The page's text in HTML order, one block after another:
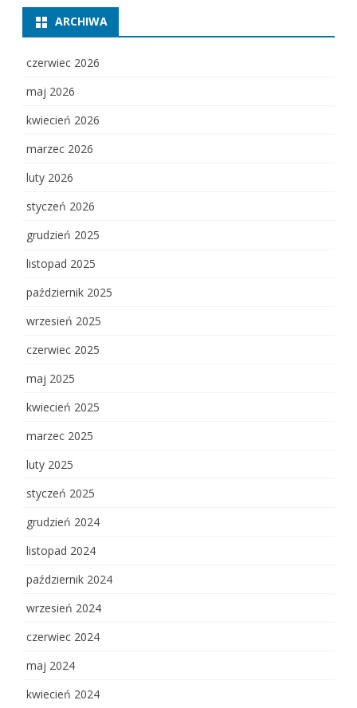
ARCHIWA
czerwiec 2026
maj 2026
kwiecień 2026
marzec 2026
luty 2026
styczeń 2026
grudzień 2025
listopad 2025
październik 2025
wrzesień 2025
czerwiec 2025
maj 2025
kwiecień 2025
marzec 2025
luty 2025
styczeń 2025
grudzień 2024
listopad 2024
październik 2024
wrzesień 2024
czerwiec 2024
maj 2024
kwiecień 2024